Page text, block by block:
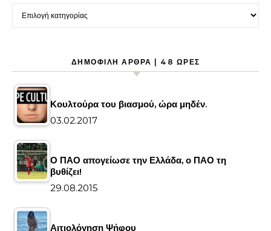
Kατηγορίες
ΔΗΜΟΦΙΛΉ ΆΡΘΡΑ | 48 ΏΡΕΣ
Κουλτούρα του βιασμού, ώρα μηδέν.
03.02.2017
Ο ΠΑΟ απογείωσε την Ελλάδα, ο ΠΑΟ τη
βυθίζει!
29.08.2015
Αιτιολόγηση Ψήφου